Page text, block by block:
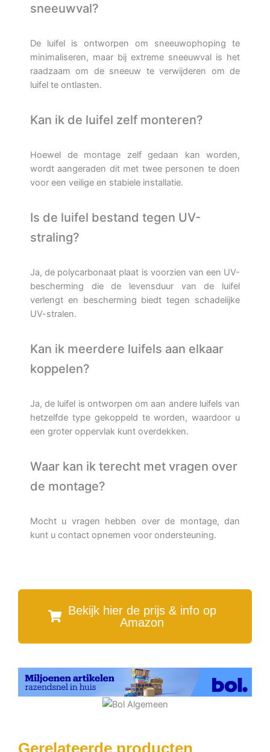
sneeuwval?
De luifel is ontworpen om sneeuwophoping te
minimaliseren, maar bij extreme sneeuwval is het
raadzaam om de sneeuw te verwijderen om de
luifel te ontlasten.
Kan ik de luifel zelf monteren?
Hoewel de montage zelf gedaan kan worden,
wordt aangeraden dit met twee personen te doen
voor een veilige en stabiele installatie.
Is de luifel bestand tegen UV-
straling?
Ja, de polycarbonaat plaat is voorzien van een UV-
bescherming die de levensduur van de luifel
verlengt en bescherming biedt tegen schadelijke
UV-stralen.
Kan ik meerdere luifels aan elkaar
koppelen?
Ja, de luifel is ontworpen om aan andere luifels van
hetzelfde type gekoppeld te worden, waardoor u
een groter oppervlak kunt overdekken.
Waar kan ik terecht met vragen over
de montage?
Mocht u vragen hebben over de montage, dan
kunt u contact opnemen voor ondersteuning.
Bekijk hier de prijs & info op
Amazon